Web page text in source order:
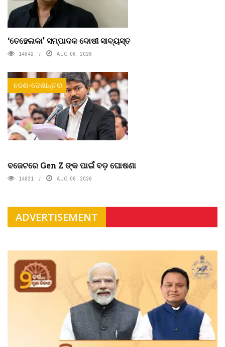
‘ତେହେଲକା’ ସମ୍ପାଦକ ଦୋଷୀ ସାବ୍ୟସ୍ତ
14942 AUG 06, 2026
ଦେଶ-ଦେଶାନ୍ତର
ବଜେଟରେ Gen Z ଙ୍କ ପାଇଁ ବଡ଼ ଘୋଷଣା
14821 AUG 06, 2026
ADVERTISEMENT